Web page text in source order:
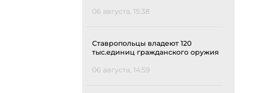
06 августа, 15:38
Ставропольцы владеют 120
тыс.единиц гражданского оружия
06 августа, 14:59